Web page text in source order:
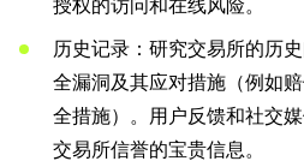
授权的访问和在线风险。
历史记录：研究交易所的历
全漏洞及其应对措施（例如
全措施）。用户反馈和社交
交易所信誉的宝贵信息。